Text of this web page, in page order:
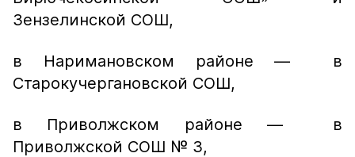
Зензелинской СОШ,
в Наримановском районе — в
Старокучергановской СОШ,
в Приволжском районе — в
Приволжской СОШ № 3,